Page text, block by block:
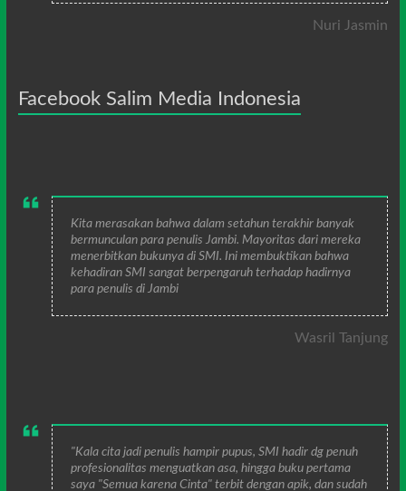
Nuri Jasmin
Facebook Salim Media Indonesia
Kita merasakan bahwa dalam setahun terakhir banyak
bermunculan para penulis Jambi. Mayoritas dari mereka
menerbitkan bukunya di SMI. Ini membuktikan bahwa
kehadiran SMI sangat berpengaruh terhadap hadirnya
para penulis di Jambi
Wasril Tanjung
"Kala cita jadi penulis hampir pupus, SMI hadir dg penuh
profesionalitas menguatkan asa, hingga buku pertama
saya "Semua karena Cinta" terbit dengan apik, dan sudah